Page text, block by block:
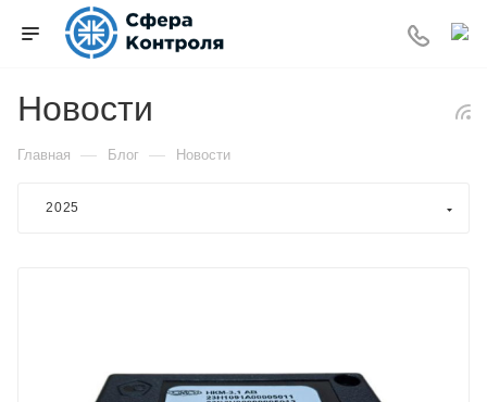
Новости
Главная — Блог — Новости
2025